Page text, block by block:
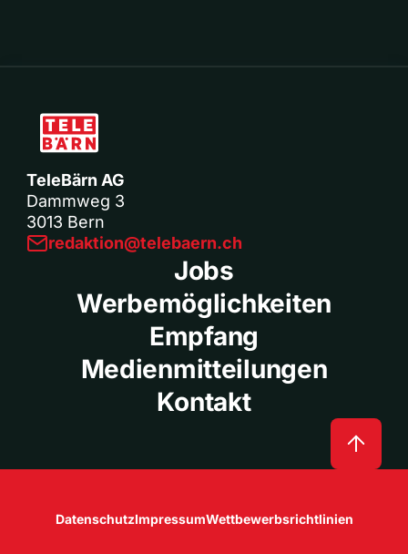
TeleBärn AG
Dammweg 3
3013 Bern
redaktion@telebaern.ch
Jobs
Werbemöglichkeiten
Empfang
Medienmitteilungen
Kontakt
DatenschutzImpressumWettbewerbsrichtlinien